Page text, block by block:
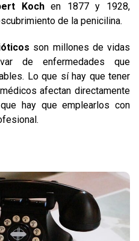
Kochen 1877 y 1928,
de la penicilina.
son millones de vidas
de enfermedades que
Lo que sí hay que tener
afectan directamente
hay que emplearlos con